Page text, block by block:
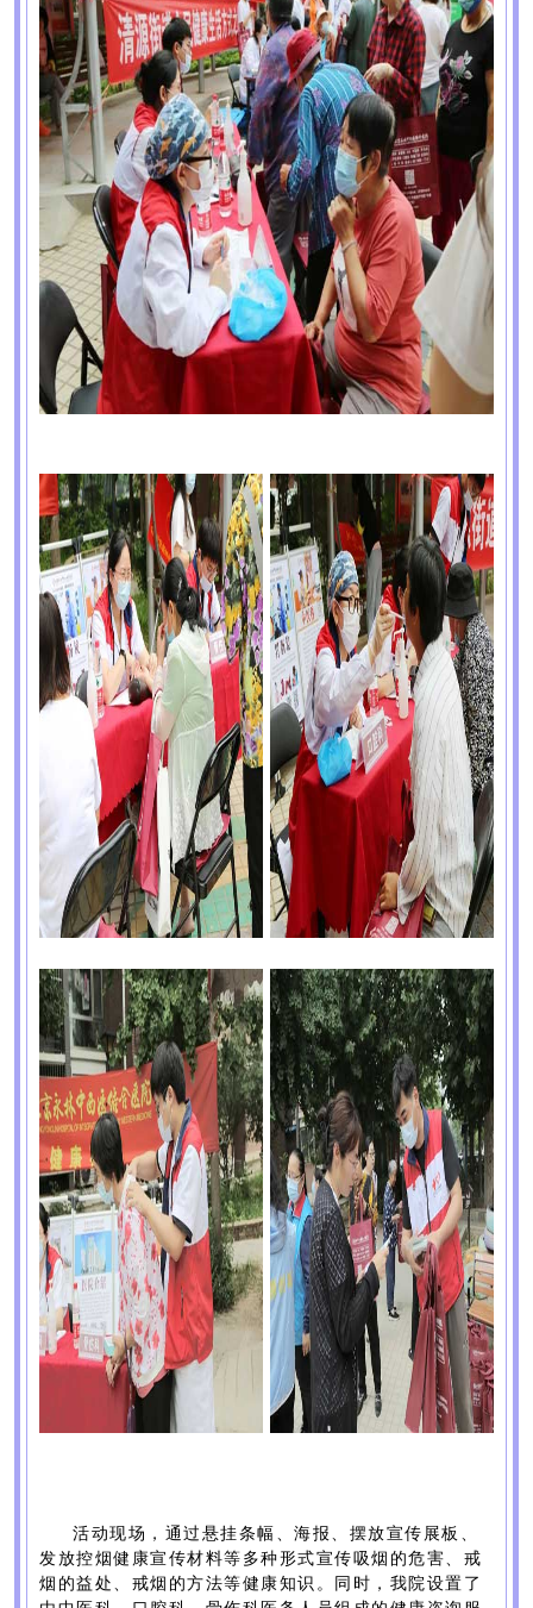
活动现场，通过悬挂条幅、海报、摆放宣传展板、
发放控烟健康宣传材料等多种形式宣传吸烟的危害、戒
烟的益处、戒烟的方法等健康知识。同时，我院设置了